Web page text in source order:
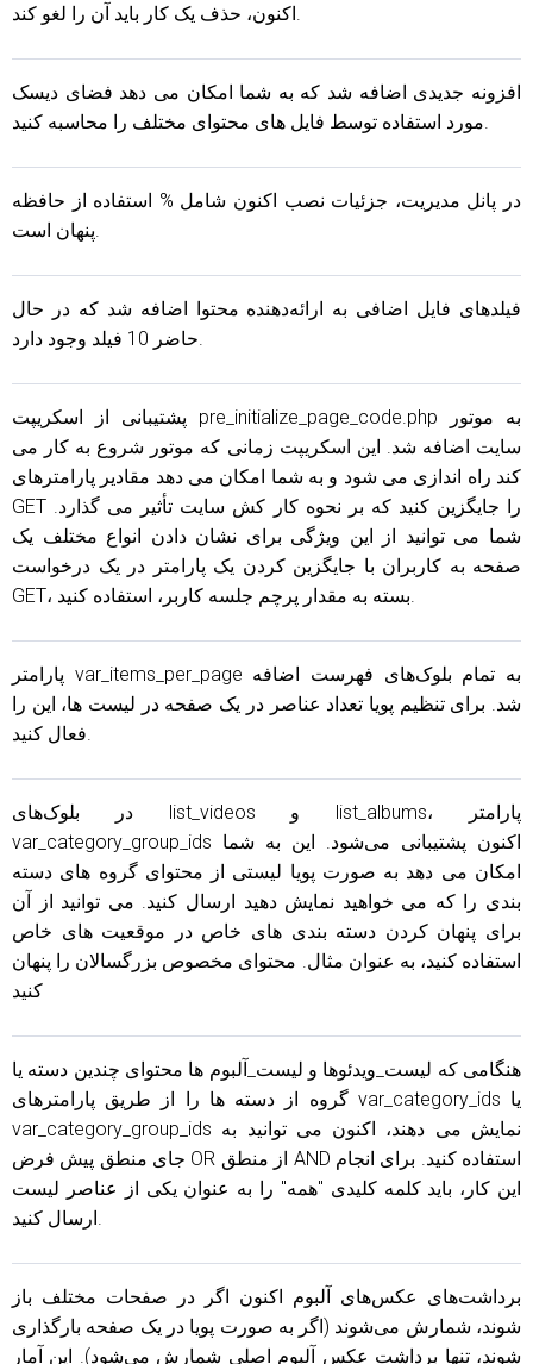
اکنون، حذف یک کار باید آن را لغو کند.
افزونه جدیدی اضافه شد که به شما امکان می دهد فضای دیسک
مورد استفاده توسط فایل های محتوای مختلف را محاسبه کنید.
در پانل مدیریت، جزئیات نصب اکنون شامل % استفاده از حافظه
پنهان است.
فیلدهای فایل اضافی به ارائه‌دهنده محتوا اضافه شد که در حال
حاضر 10 فیلد وجود دارد.
پشتیبانی از اسکریپت pre_initialize_page_code.php به موتور
سایت اضافه شد. این اسکریپت زمانی که موتور شروع به کار می
کند راه اندازی می شود و به شما امکان می دهد مقادیر پارامترهای
GET را جایگزین کنید که بر نحوه کار کش سایت تأثیر می گذارد.
شما می توانید از این ویژگی برای نشان دادن انواع مختلف یک
صفحه به کاربران با جایگزین کردن یک پارامتر در یک درخواست
GET، بسته به مقدار پرچم جلسه کاربر، استفاده کنید.
پارامتر var_items_per_page به تمام بلوک‌های فهرست اضافه
شد. برای تنظیم پویا تعداد عناصر در یک صفحه در لیست ها، این را
فعال کنید.
در بلوک‌های list_videos و list_albums، پارامتر
var_category_group_ids اکنون پشتیبانی می‌شود. این به شما
امکان می دهد به صورت پویا لیستی از محتوای گروه های دسته
بندی را که می خواهید نمایش دهید ارسال کنید. می توانید از آن
برای پنهان کردن دسته بندی های خاص در موقعیت های خاص
استفاده کنید، به عنوان مثال. محتوای مخصوص بزرگسالان را پنهان
کنید
هنگامی که لیست_ویدئوها و لیست_آلبوم ها محتوای چندین دسته یا
گروه از دسته ها را از طریق پارامترهای var_category_ids یا
var_category_group_ids نمایش می دهند، اکنون می توانید به
جای منطق پیش فرض OR از منطق AND استفاده کنید. برای انجام
این کار، باید کلمه کلیدی "همه" را به عنوان یکی از عناصر لیست
ارسال کنید.
برداشت‌های عکس‌های آلبوم اکنون اگر در صفحات مختلف باز
شوند، شمارش می‌شوند (اگر به صورت پویا در یک صفحه بارگذاری
شوند، تنها برداشت عکس آلبوم اصلی شمارش می‌شود). این آمار